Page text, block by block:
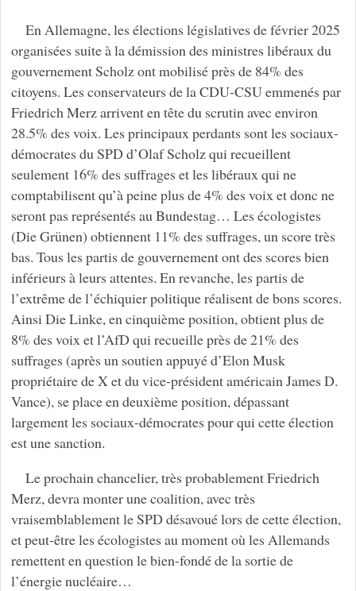
En Allemagne, les élections législatives de février 2025
organisées suite à la démission des ministres libéraux du
gouvernement Scholz ont mobilisé près de 84% des
citoyens. Les conservateurs de la CDU-CSU emmenés par
Friedrich Merz arrivent en tête du scrutin avec environ
28.5% des voix. Les principaux perdants sont les sociaux-
démocrates du SPD d’Olaf Scholz qui recueillent
seulement 16% des suffrages et les libéraux qui ne
comptabilisent qu’à peine plus de 4% des voix et donc ne
seront pas représentés au Bundestag… Les écologistes
(Die Grünen) obtiennent 11% des suffrages, un score très
bas. Tous les partis de gouvernement ont des scores bien
inférieurs à leurs attentes. En revanche, les partis de
l’extrême de l’échiquier politique réalisent de bons scores.
Ainsi Die Linke, en cinquième position, obtient plus de
8% des voix et l’AfD qui recueille près de 21% des
suffrages (après un soutien appuyé d’Elon Musk
propriétaire de X et du vice-président américain James D.
Vance), se place en deuxième position, dépassant
largement les sociaux-démocrates pour qui cette élection
est une sanction.
Le prochain chancelier, très probablement Friedrich
Merz, devra monter une coalition, avec très
vraisemblablement le SPD désavoué lors de cette élection,
et peut-être les écologistes au moment où les Allemands
remettent en question le bien-fondé de la sortie de
l’énergie nucléaire…